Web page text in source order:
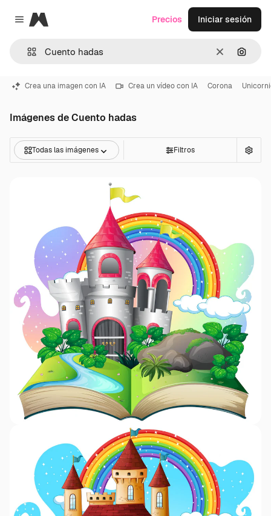
Close menu
Magnific
Borrar
Precios Iniciar sesión
Crea una imagen con IA Crea un vídeo con IA Corona
Imágenes de Cuento hadas
Todas las imágenes Filtros